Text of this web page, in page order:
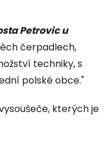
Petrovic u
čerpadlech,
techniky, s
polské obce."
kterých je